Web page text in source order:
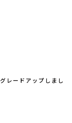
レードアップしまし